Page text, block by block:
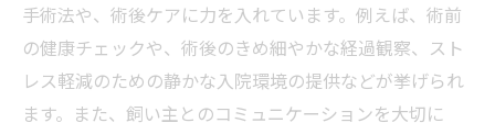
手術法や、術後ケアに力を入れています。例えば、術前
の健康チェックや、術後のきめ細やかな経過観察、スト
レス軽減のための静かな入院環境の提供などが挙げられ
ます。また、飼い主とのコミュニケーションを大切に